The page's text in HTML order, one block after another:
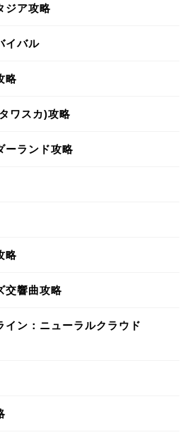
ジア攻略
イバル
略
ワスカ)攻略
ーランド攻略
略
交響曲攻略
イン：ニューラルクラウド